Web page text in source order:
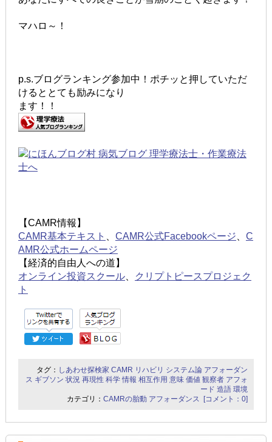
マハロ～！
p.s.ブログランキング参加中！ポチッと押していただ
けるととても励みになり
ます！！
【CAMR情報】
CAMR基本テキスト
CAMR公式Facebookページ
C
AMR公式ホームページ
【経済的自由人への道】
オンライン投資スクール、
クリプトピースプロジェク
ト
タグ： しあわせ探検家 CAMR リハビリ システム論 アフォーダン
ス ギブソン 状況 再現性 科学 情報 相互作用 意味 価値 観察者 アフォ
ード 造語 環境
カテゴリ：CAMRの胎動 アフォーダンス [コメント：0]